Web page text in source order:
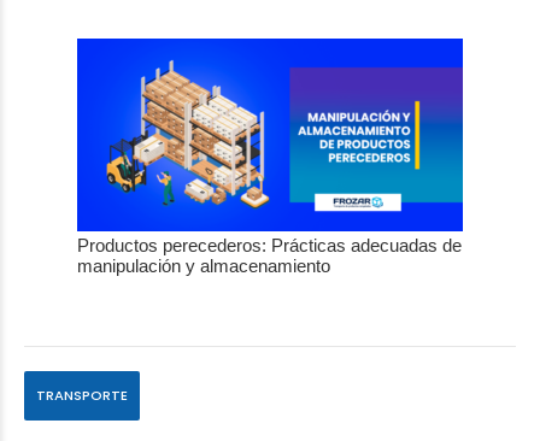
Productos perecederos: Prácticas adecuadas de
manipulación y almacenamiento
TRANSPORTE